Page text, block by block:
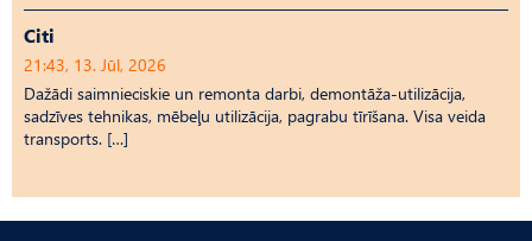
Citi
21:43, 13. Jūl, 2026
Dažādi saimnieciskie un remonta darbi, demontāža-utilizācija,
sadzīves tehnikas, mēbeļu utilizācija, pagrabu tīrīšana. Visa veida
transports. […]